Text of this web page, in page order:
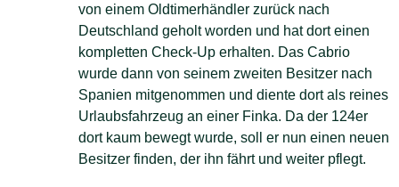
von einem Oldtimerhändler zurück nach
Deutschland geholt worden und hat dort einen
kompletten Check-Up erhalten. Das Cabrio
wurde dann von seinem zweiten Besitzer nach
Spanien mitgenommen und diente dort als reines
Urlaubsfahrzeug an einer Finka. Da der 124er
dort kaum bewegt wurde, soll er nun einen neuen
Besitzer finden, der ihn fährt und weiter pflegt.